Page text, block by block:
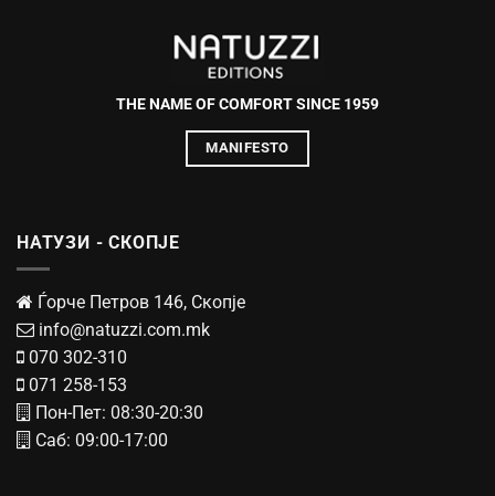
THE NAME OF COMFORT SINCE 1959
MANIFESTO
НАТУЗИ - СКОПЈЕ
Ѓорче Петров 146, Скопје
info@natuzzi.com.mk
070 302-310
071 258-153
Пон-Пет: 08:30-20:30
Саб: 09:00-17:00